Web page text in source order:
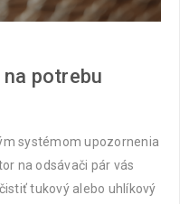
potrebu
systémom upozornenia
na odsávači pár vás
tukový alebo uhlíkový